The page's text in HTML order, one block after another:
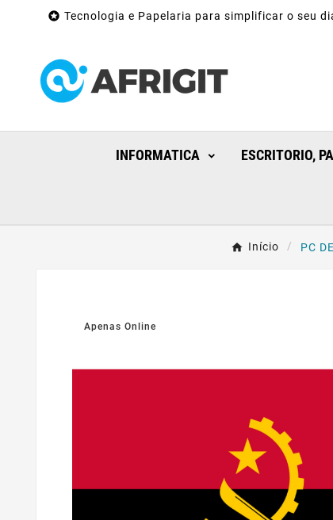
 Tecnologia e Papelaria para simplificar o seu
INFORMATICA ESCRITORIO,
Início PC
Apenas Online